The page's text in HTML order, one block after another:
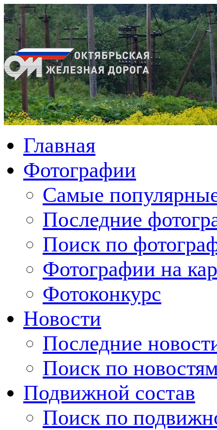
Главная
Фотографии
Cамые
Последние
Поиск по
Фотографии на
Фотоконкурс
Новости
Последние
Поиск по
Подвижной состав
Поиск по